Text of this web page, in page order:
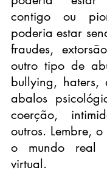
contigo ou
poderia estar
fraudes,
outro tipo de
bullying, haters,
abalos
coerção,
outros. Lembre,
o mundo real
virtual.